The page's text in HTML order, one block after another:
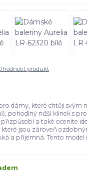
produkt
dámy, které chtějí svým
pohodlný nižší klínek s
a také oceníte
jsou zároveň
a příjemná. Tento model